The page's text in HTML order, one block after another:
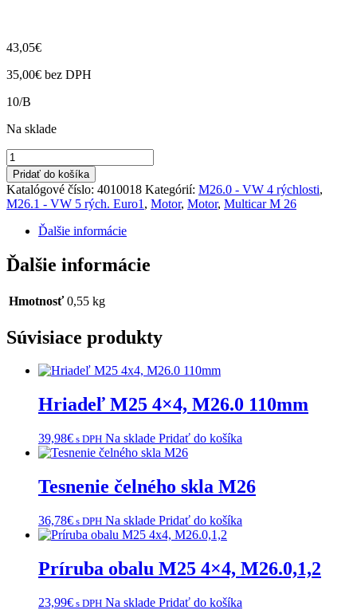
43,05€
35,00€ bez DPH
10/B
Na sklade
množstvo
Tesniaca
príruba
s
WRD
M26.0,1
Pridať do košíka
Katalógové číslo: 4010018 Kategórií: M26.0 - VW 4 rýchlosti,
M26.1 - VW 5 rých. Euro1 , Motor, Motor, Multicar M 26
Ďalšie informácie
Ďalšie informácie
Hmotnosť 0,55 kg
Súvisiace produkty
Hriadeľ M25 4×4, M26.0 110mm
39,98€ s DPH Na sklade Pridať do košíka
Tesnenie čelného skla M26
36,78€ s DPH Na sklade Pridať do košíka
Príruba obalu M25 4×4, M26.0,1,2
23,99€ s DPH Na sklade Pridať do košíka